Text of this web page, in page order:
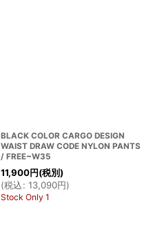
BLACK COLOR CARGO DESIGN
WAIST DRAW CODE NYLON PANTS
/ FREE~W35
11,900円(税別)
(税込: 13,090円)
Stock Only 1